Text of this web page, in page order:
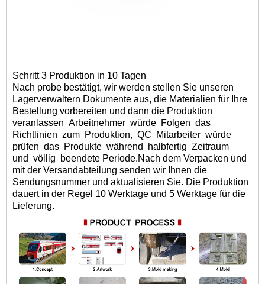
Schritt 3 Produktion in 10 Tagen
Nach probe bestätigt, wir werden stellen Sie unseren
Lagerverwaltern Dokumente aus, die Materialien für Ihre
Bestellung vorbereiten und dann die Produktion
veranlassen Arbeitnehmer würde Folgen das
Richtlinien zum Produktion, QC Mitarbeiter würde
prüfen das Produkte während halbfertig Zeitraum
und völlig beendete Periode.Nach dem Verpacken und
mit der Versandabteilung senden wir Ihnen die
Sendungsnummer und aktualisieren Sie. Die Produktion
dauert in der Regel 10 Werktage und 5 Werktage für die
Lieferung.